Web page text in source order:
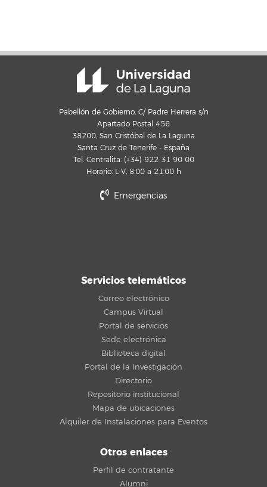
Pabellón de Gobierno, C/ Padre Herrera s/n
Apartado Postal 456
38200, San Cristóbal de La Laguna
Santa Cruz de Tenerife - España
Tel. Centralita: (+34) 922 31 90 00
Horario: L-V, 8:00 a 21:00 h
Emergencias
Servicios telemáticos
Correo electrónico
Campus Virtual
Portal de servicios
Sede electrónica
Biblioteca digital
Portal de la Investigación
Directorio
Repositorio institucional
Mapa de ubicaciones
Alquiler de Instalaciones para Eventos
Otros enlaces
Perfil de contratante
Alumni